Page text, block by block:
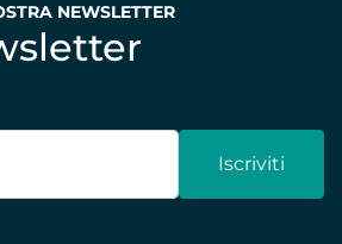
NEWSLETTER
Iscriviti